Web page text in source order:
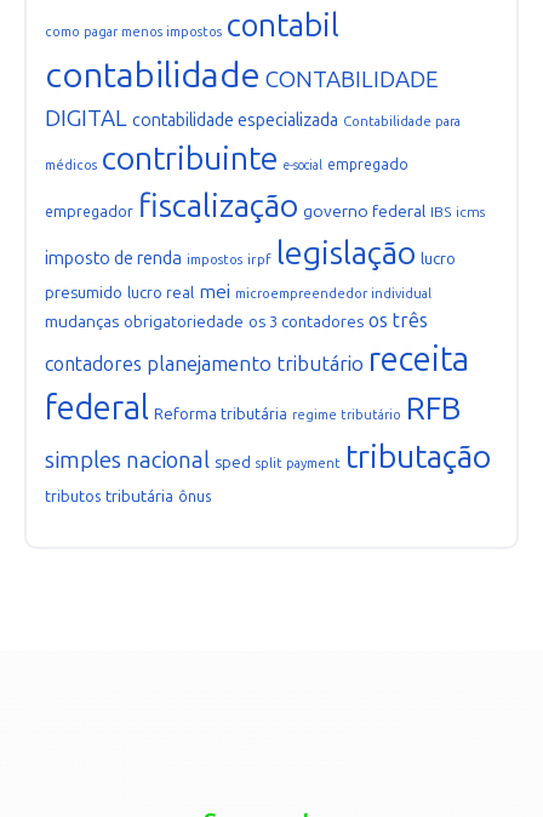
como pagar menos impostos contabil
contabilidade CONTABILIDADE
DIGITAL contabilidade especializada Contabilidade para
médicos contribuinte e-social empregado
empregador fiscalização governo federal IBS icms
imposto de renda impostos irpf legislação lucro
presumido lucro real mei microempreendedor individual
mudanças obrigatoriedade os 3 contadores os três
contadores planejamento tributário receita
federal Reforma tributária regime tributário RFB
simples nacional sped split payment tributação
tributos tributária ônus